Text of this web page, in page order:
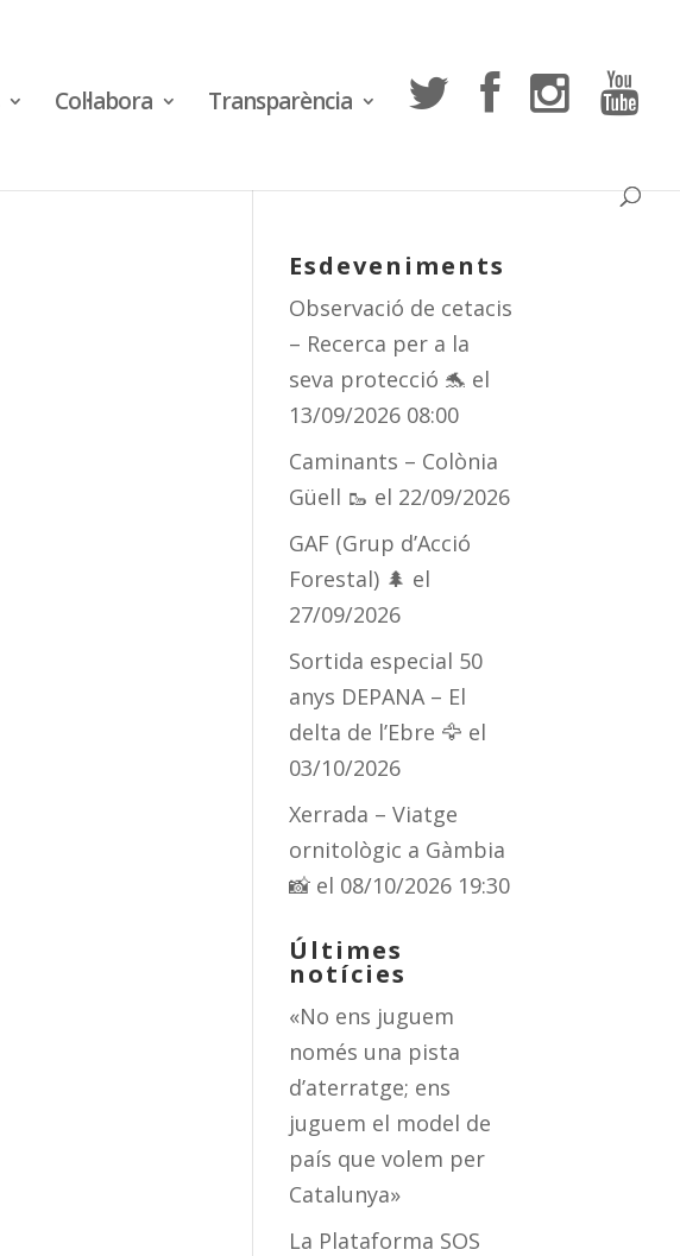
Col·labora Transparència
Esdeveniments
Observació de cetacis
– Recerca per a la
seva protecció 🐬 el
13/09/2026 08:00
Caminants – Colònia
Güell 🥾 el 22/09/2026
GAF (Grup d’Acció
Forestal) 🌲 el
27/09/2026
Sortida especial 50
anys DEPANA – El
delta de l’Ebre 🦅 el
03/10/2026
Xerrada – Viatge
ornitològic a Gàmbia
📸 el 08/10/2026 19:30
Últimes
notícies
«No ens juguem
només una pista
d’aterratge; ens
juguem el model de
país que volem per
Catalunya»
La Plataforma SOS